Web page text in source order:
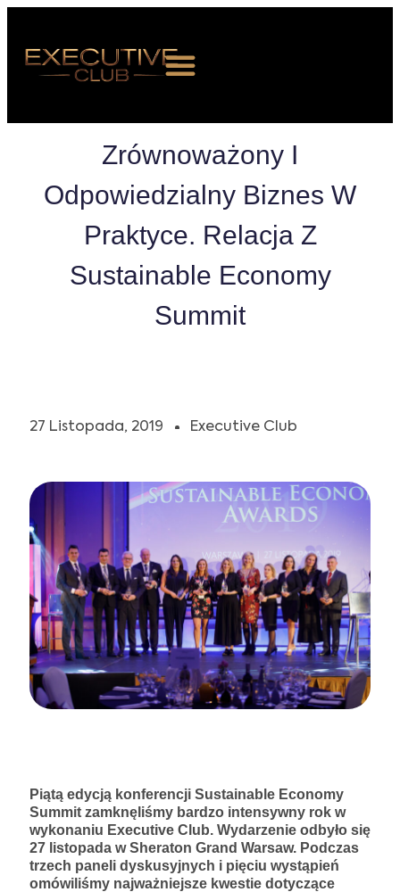
O NAS
WYDARZENIA
DOŁĄCZ DO NAS
Zrównoważony I
Odpowiedzialny Biznes W
Praktyce. Relacja Z
Sustainable Economy
Summit
27 Listopada, 2019 Executive Club
Piątą edycją konferencji Sustainable Economy
Summit zamknęliśmy bardzo intensywny rok w
wykonaniu Executive Club. Wydarzenie odbyło się
27 listopada w Sheraton Grand Warsaw. Podczas
trzech paneli dyskusyjnych i pięciu wystąpień
omówiliśmy najważniejsze kwestie dotyczące